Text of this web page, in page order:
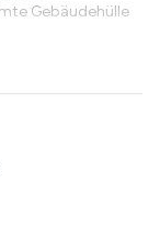
Gebäudehülle